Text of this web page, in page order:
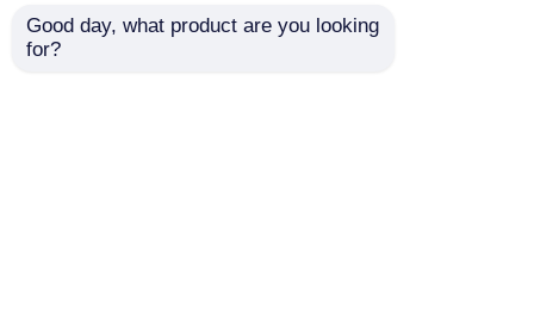
Good day, what product are you looking
for?